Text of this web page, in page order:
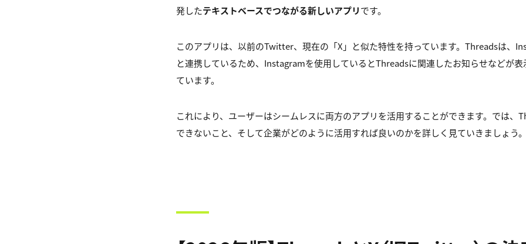
発したテキストベースでつながる新しいアプリです。
このアプリは、以前のTwitter、現在の「X」と似た特性を持っています。Threadsは、
と連携しているため、Instagramを使用しているとThreadsに関連したお知らせなどが
ています。
これにより、ユーザーはシームレスに両方のアプリを活用することができます。では、
できないこと、そして企業がどのように活用すれば良いのかを詳しく見ていきましょう。